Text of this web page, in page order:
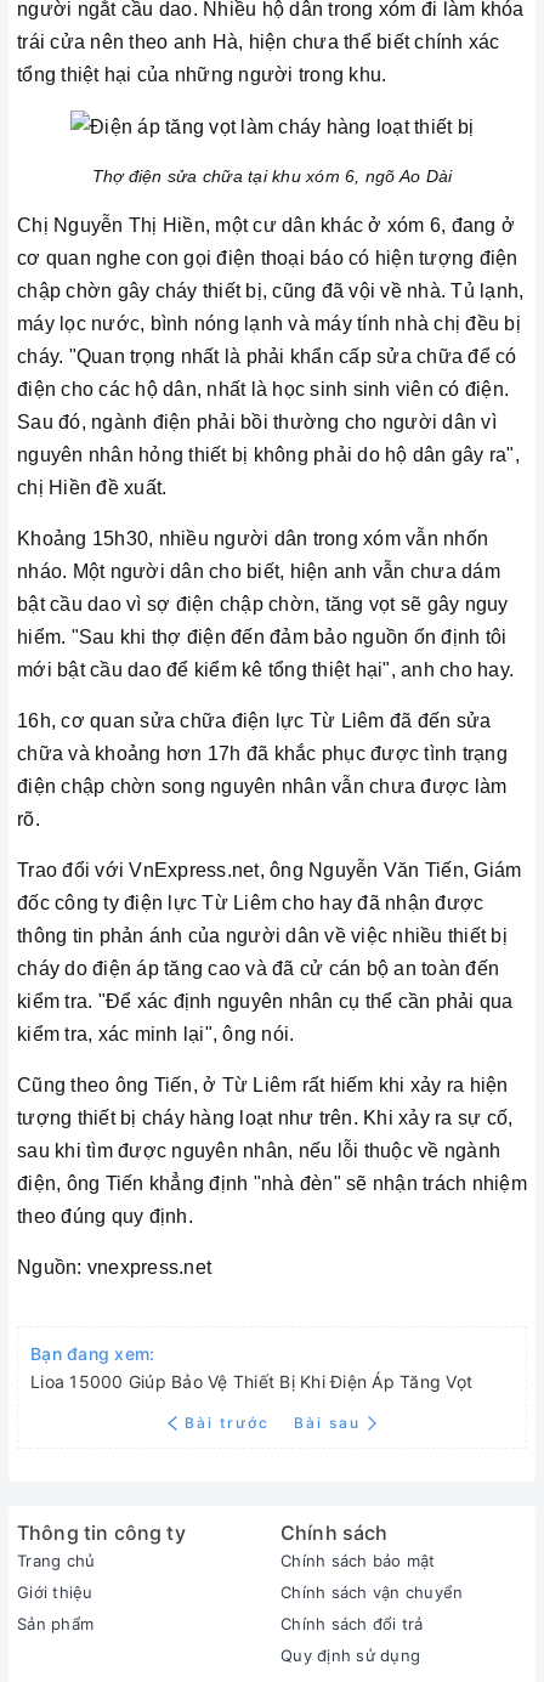
người ngắt cầu dao. Nhiều hộ dân trong xóm đi làm khóa
trái cửa nên theo anh Hà, hiện chưa thể biết chính xác
tổng thiệt hại của những người trong khu.
Thợ điện sửa chữa tại khu xóm 6, ngõ Ao Dài
Chị Nguyễn Thị Hiền, một cư dân khác ở xóm 6, đang ở
cơ quan nghe con gọi điện thoại báo có hiện tượng điện
chập chờn gây cháy thiết bị, cũng đã vội về nhà. Tủ lạnh,
máy lọc nước, bình nóng lạnh và máy tính nhà chị đều bị
cháy. "Quan trọng nhất là phải khẩn cấp sửa chữa để có
điện cho các hộ dân, nhất là học sinh sinh viên có điện.
Sau đó, ngành điện phải bồi thường cho người dân vì
nguyên nhân hỏng thiết bị không phải do hộ dân gây ra",
chị Hiền đề xuất.
Khoảng 15h30, nhiều người dân trong xóm vẫn nhốn
nháo. Một người dân cho biết, hiện anh vẫn chưa dám
bật cầu dao vì sợ điện chập chờn, tăng vọt sẽ gây nguy
hiểm. "Sau khi thợ điện đến đảm bảo nguồn ổn định tôi
mới bật cầu dao để kiểm kê tổng thiệt hại", anh cho hay.
16h, cơ quan sửa chữa điện lực Từ Liêm đã đến sửa
chữa và khoảng hơn 17h đã khắc phục được tình trạng
điện chập chờn song nguyên nhân vẫn chưa được làm
rõ.
Trao đổi với VnExpress.net, ông Nguyễn Văn Tiến, Giám
đốc công ty điện lực Từ Liêm cho hay đã nhận được
thông tin phản ánh của người dân về việc nhiều thiết bị
cháy do điện áp tăng cao và đã cử cán bộ an toàn đến
kiểm tra. "Để xác định nguyên nhân cụ thể cần phải qua
kiểm tra, xác minh lại", ông nói.
Cũng theo ông Tiến, ở Từ Liêm rất hiếm khi xảy ra hiện
tượng thiết bị cháy hàng loạt như trên. Khi xảy ra sự cố,
sau khi tìm được nguyên nhân, nếu lỗi thuộc về ngành
điện, ông Tiến khẳng định "nhà đèn" sẽ nhận trách nhiệm
theo đúng quy định.
Nguồn: vnexpress.net
Bạn đang xem:
Lioa 15000 Giúp Bảo Vệ Thiết Bị Khi Điện Áp Tăng Vọt
Bài trước Bài sau
Thông tin công ty
Trang chủ
Giới thiệu
Sản phẩm
Chính sách
Chính sách bảo mật
Chính sách vận chuyển
Chính sách đổi trả
Quy định sử dụng